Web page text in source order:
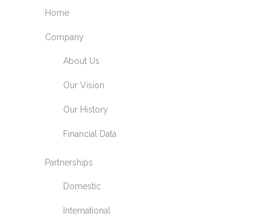
Home
Company
About Us
Our Vision
Our History
Financial Data
Partnerships
Domestic
International